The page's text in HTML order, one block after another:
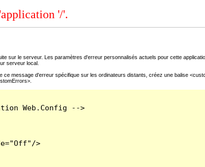
'/'.
sur le serveur. Les paramètres d'erreur personnalisés actuels pour cette
serveur local.
ce message d'erreur spécifique sur les ordinateurs distants, créez une balise
Web.Config -->
>